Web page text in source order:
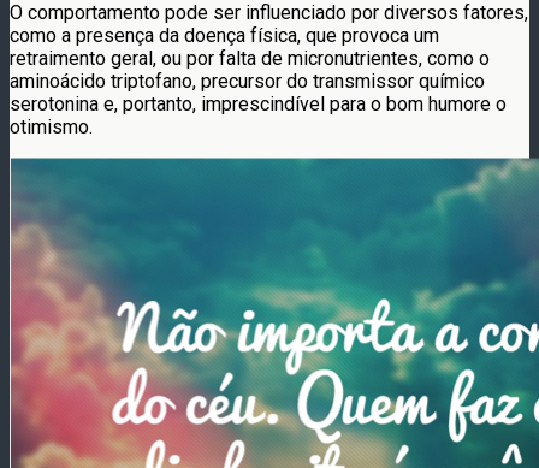
O comportamento pode ser influenciado por diversos fatores,
como a presença da doença física, que provoca um
retraimento geral, ou por falta de micronutrientes, como o
aminoácido triptofano, precursor do transmissor químico
serotonina e, portanto, imprescindível para o bom humore o
otimismo.